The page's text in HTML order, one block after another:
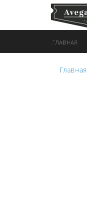
ГЛАВНАЯ
Главная